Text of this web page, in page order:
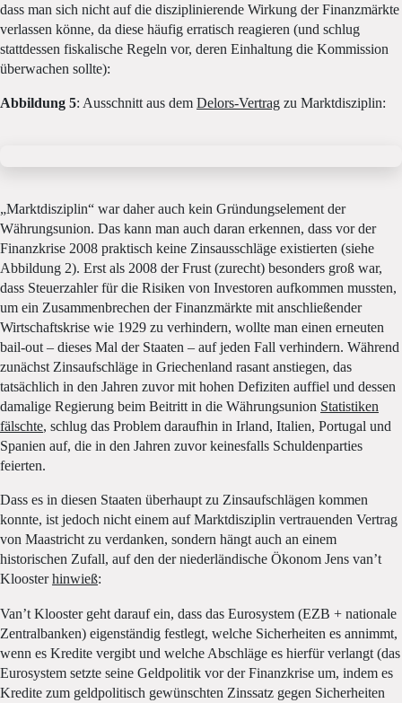
dass man sich nicht auf die disziplinierende Wirkung der Finanzmärkte
verlassen könne, da diese häufig erratisch reagieren (und schlug
stattdessen fiskalische Regeln vor, deren Einhaltung die Kommission
überwachen sollte):
Abbildung 5: Ausschnitt aus dem Delors-Vertrag zu Marktdisziplin:
„Marktdisziplin“ war daher auch kein Gründungselement der
Währungsunion. Das kann man auch daran erkennen, dass vor der
Finanzkrise 2008 praktisch keine Zinsausschläge existierten (siehe
Abbildung 2). Erst als 2008 der Frust (zurecht) besonders groß war,
dass Steuerzahler für die Risiken von Investoren aufkommen mussten,
um ein Zusammenbrechen der Finanzmärkte mit anschließender
Wirtschaftskrise wie 1929 zu verhindern, wollte man einen erneuten
bail-out – dieses Mal der Staaten – auf jeden Fall verhindern. Während
zunächst Zinsaufschläge in Griechenland rasant anstiegen, das
tatsächlich in den Jahren zuvor mit hohen Defiziten auffiel und dessen
damalige Regierung beim Beitritt in die Währungsunion Statistiken
fälschte, schlug das Problem daraufhin in Irland, Italien, Portugal und
Spanien auf, die in den Jahren zuvor keinesfalls Schuldenparties
feierten.
Dass es in diesen Staaten überhaupt zu Zinsaufschlägen kommen
konnte, ist jedoch nicht einem auf Marktdisziplin vertrauenden Vertrag
von Maastricht zu verdanken, sondern hängt auch an einem
historischen Zufall, auf den der niederländische Ökonom Jens van’t
Kloosterhinwieß:
Van’t Klooster geht darauf ein, dass das Eurosystem (EZB + nationale
Zentralbanken) eigenständig festlegt, welche Sicherheiten es annimmt,
wenn es Kredite vergibt und welche Abschläge es hierfür verlangt (das
Eurosystem setzte seine Geldpolitik vor der Finanzkrise um, indem es
Kredite zum geldpolitisch gewünschten Zinssatz gegen Sicherheiten